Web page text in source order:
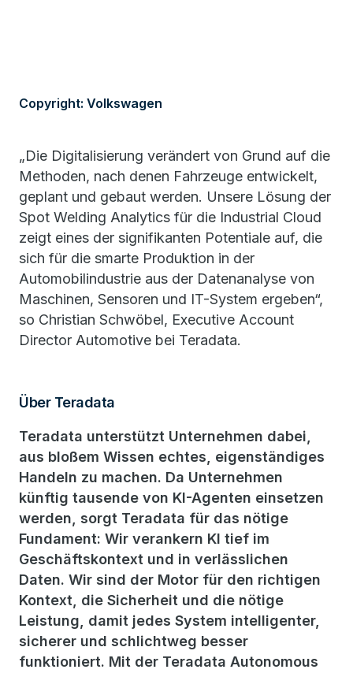
Copyright: Volkswagen
„Die Digitalisierung verändert von Grund auf die
Methoden, nach denen Fahrzeuge entwickelt,
geplant und gebaut werden. Unsere Lösung der
Spot Welding Analytics für die Industrial Cloud
zeigt eines der signifikanten Potentiale auf, die
sich für die smarte Produktion in der
Automobilindustrie aus der Datenanalyse von
Maschinen, Sensoren und IT-System ergeben“,
so Christian Schwöbel, Executive Account
Director Automotive bei Teradata.
Über Teradata
Teradata unterstützt Unternehmen dabei,
aus bloßem Wissen echtes, eigenständiges
Handeln zu machen. Da Unternehmen
künftig tausende von KI-Agenten einsetzen
werden, sorgt Teradata für das nötige
Fundament: Wir verankern KI tief im
Geschäftskontext und in verlässlichen
Daten. Wir sind der Motor für den richtigen
Kontext, die Sicherheit und die nötige
Leistung, damit jedes System intelligenter,
sicherer und schlichtweg besser
funktioniert. Mit der Teradata Autonomous